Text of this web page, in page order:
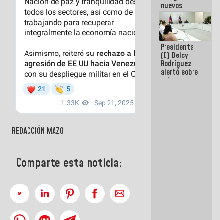
REDACCIÓN MAZO
Comparte esta noticia:
nuevos
titulares en
el
Viceministerio
de Energía
Eléctrica y
CORPOELEC
Presidenta
(E) Delcy
Rodríguez
alertó sobre
el impacto